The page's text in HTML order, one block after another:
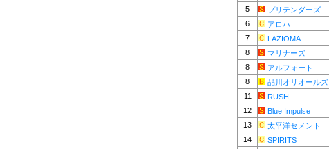
5
プリテンダーズ
6
アロハ
7
LAZIOMA
8
マリナーズ
8
アルフォート
8
品川オリオールズ
11
RUSH
12
Blue Impulse
13
太平洋セメント
14
SPIRITS